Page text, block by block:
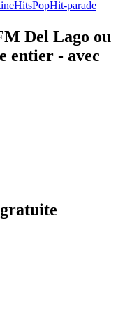
HitsPopHit-parade
Del Lago ou
entier - avec